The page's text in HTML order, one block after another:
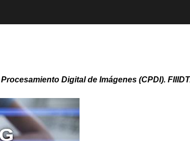
Digital de Imágenes (CPDI).